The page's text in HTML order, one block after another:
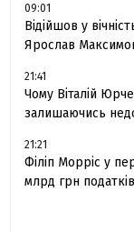
09:01
Відійшов у
Ярослав
21:41
Чому Віталій
залишаючись
21:21
Філіп Морріс у
млрд грн податків